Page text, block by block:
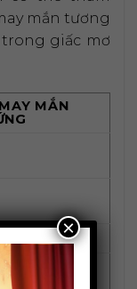
mắn tương
giấc mơ
MẮN
×